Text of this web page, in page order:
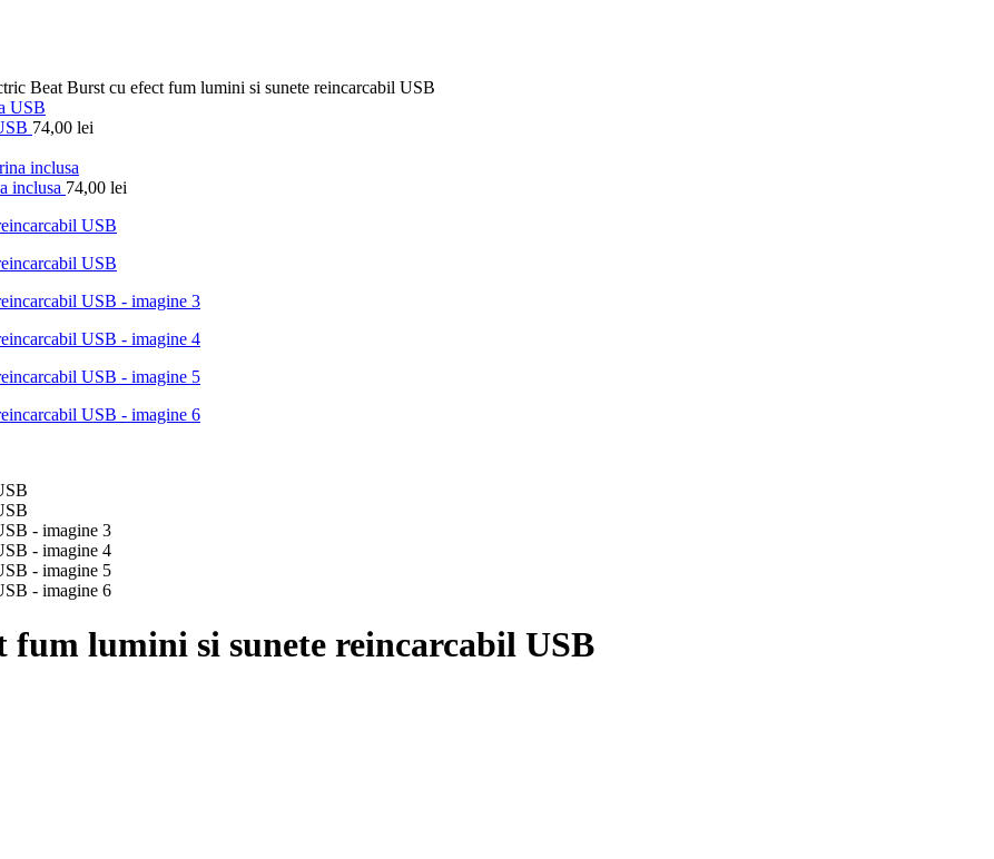
Beat Burst cu efect fum lumini si sunete reincarcabil USB
74,00 lei
inclusa 74,00 lei
fum lumini si sunete reincarcabil USB